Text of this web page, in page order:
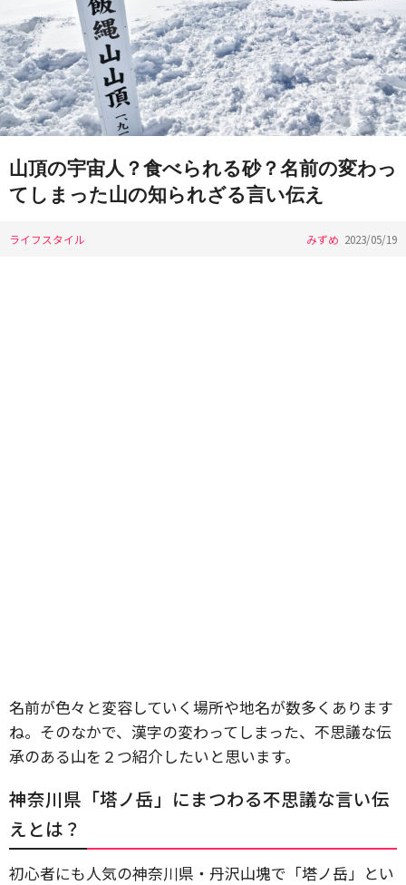
山頂の宇宙人？食べられる砂？名前の変わっ
てしまった山の知られざる言い伝え
ライフスタイル みずめ 2023/05/19
名前が色々と変容していく場所や地名が数多くあります
ね。そのなかで、漢字の変わってしまった、不思議な伝
承のある山を２つ紹介したいと思います。
神奈川県「塔ノ岳」にまつわる不思議な言い伝
えとは？
初心者にも人気の神奈川県・丹沢山塊で「塔ノ岳」とい